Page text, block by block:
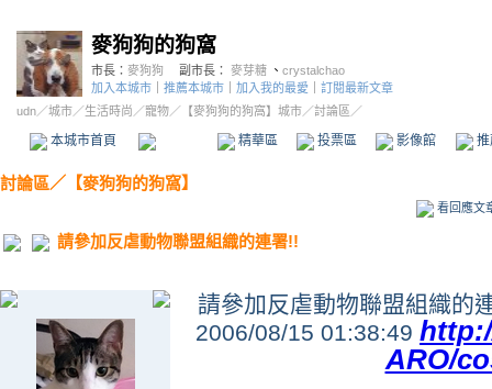
麥狗狗的狗窩
市長： 麥狗狗 副市長： 麥芽糖 、 crystalchao
加入本城市
推薦本城市 加入我的最愛
訂閱最新文章
udn／城市／生活時尚 ／寵物／ 【麥狗狗的狗窩】城市／討論區／
本城市首頁 精華區 投票區 影像館
討論區／ 【麥狗狗的狗窩】
看回應文
請參加反虐動物聯盟組織的連署!!
請參加反虐動物聯盟組織的
2006/08/15 01:38:49
ARO/